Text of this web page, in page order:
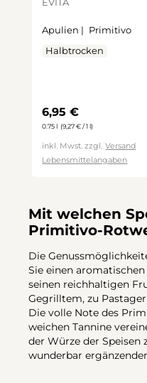
EVITA
Apulien | Primitivo
Halbtrocken
Regulärer Preis:
6,95 €
0.75 l (9,27 € / 1 l)
inkl. Mwst. zzgl. Versand
Lebensmittelangaben
Mit welchen
Primitivo-
Die
Sie einen
seinen reichhaltigen
Gegrilltem, zu
Die volle Note des
weichen Tannine
der Würze der Speisen
wunderbar